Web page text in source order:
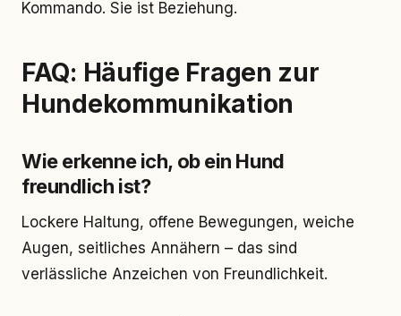
Kommando. Sie ist Beziehung.
FAQ: Häufige Fragen zur
Hundekommunikation
Wie erkenne ich, ob ein Hund
freundlich ist?
Lockere Haltung, offene Bewegungen, weiche
Augen, seitliches Annähern – das sind
verlässliche Anzeichen von Freundlichkeit.